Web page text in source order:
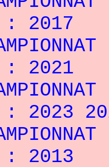
2017
2021
2023
2013